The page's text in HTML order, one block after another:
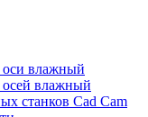
оси влажный
осей влажный
станков Cad Cam